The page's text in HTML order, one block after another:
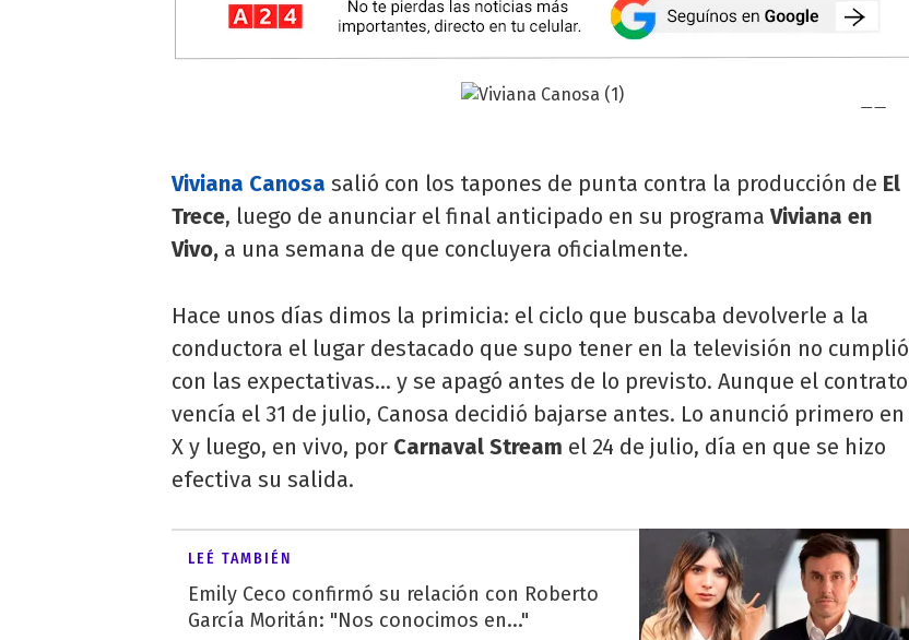
Viviana Canosa salió con los tapones de punta contra la producción de El
Trece, luego de anunciar el final anticipado en su programaViviana en
Vivo, a una semana de que concluyera oficialmente.
Hace unos días dimos la primicia: el ciclo que buscaba devolverle a la
conductora el lugar destacado que supo tener en la televisión no cumplió
con las expectativas... y se apagó antes de lo previsto. Aunque el contrato
vencía el 31 de julio, Canosa decidió bajarse antes. Lo anunció primero en
X y luego, en vivo, por Carnaval Stream el 24 de julio, día en que se hizo
efectiva su salida.
LEÉ TAMBIÉN
Emily Ceco confirmó su relación con Roberto
García Moritán: "Nos conocimos en..."